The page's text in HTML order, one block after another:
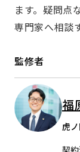
ます。疑問点
専門家へ相談
監修者
福
虎
契